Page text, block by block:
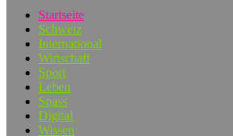
Startseite
Schweiz
International
Wirtschaft
Sport
Leben
Spass
Digital
Wissen